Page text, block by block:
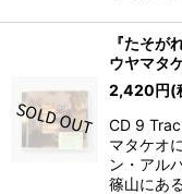
『たそが
ウヤマタ
2,420円(
CD 9
マタケオ
ン・アル
篠山にあ